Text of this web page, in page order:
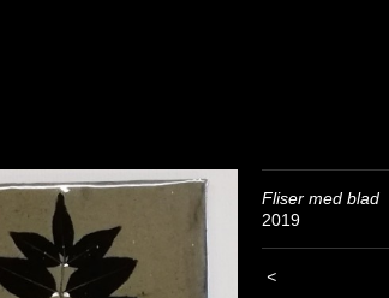
Fliser med blad
2019
<